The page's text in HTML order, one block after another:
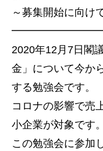
～募集開始に向け
2020年12月7日閣
金」について今か
する勉強会です。
コロナの影響で売
小企業が対象です。
この勉強会に参加